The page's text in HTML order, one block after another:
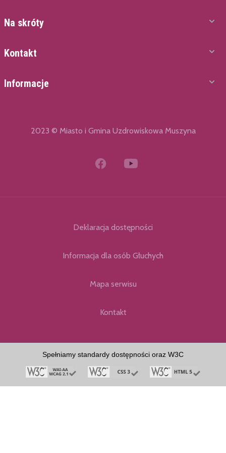
Na skróty
Kontakt
Informacje
2023 © Miasto i Gmina Uzdrowiskowa Muszyna
Deklaracja dostępności
Informacja dla osób Głuchych
Mapa serwisu
Kontakt
Spełniamy standardy dostępności oraz W3C